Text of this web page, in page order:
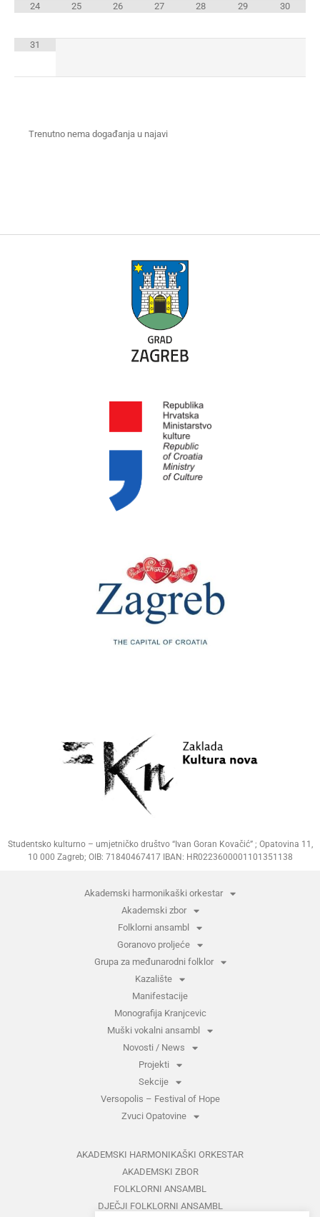
24 25 26 27 28 29 30
31
Trenutno nema događanja u najavi
Studentsko kulturno – umjetničko društvo “Ivan Goran Kovačić” ; Opatovina 11,
10 000 Zagreb; OIB: 71840467417 IBAN: HR0223600001101351138
Akademski harmonikaški orkestar
Akademski zbor
Folklorni ansambl
Goranovo proljeće
Grupa za međunarodni folklor
Kazalište
Manifestacije
Monografija Kranjcevic
Muški vokalni ansambl
Novosti / News
Projekti
Sekcije
Versopolis – Festival of Hope
Zvuci Opatovine
AKADEMSKI HARMONIKAŠKI ORKESTAR
AKADEMSKI ZBOR
FOLKLORNI ANSAMBL
DJEČJI FOLKLORNI ANSAMBL